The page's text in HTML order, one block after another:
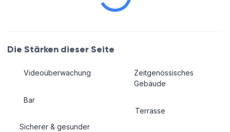
Die Stärken dieser Seite
Videoüberwachung
Bar
Sicherer & gesunder
Zeitgenössisches
Gebäude
Terrasse